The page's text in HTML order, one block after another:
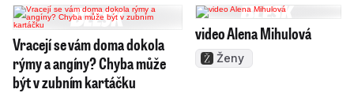
Vracejí se vám doma dokola
rýmy a angíny? Chyba může
být v zubním kartáčku
video Alena Mihulová
Ženy